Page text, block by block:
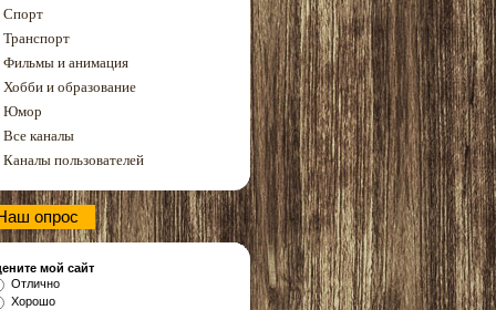
Спорт
Транспорт
Фильмы и анимация
Хобби и образование
Юмор
Все каналы
Каналы пользователей
опрос
мой сайт
Отлично
Хорошо